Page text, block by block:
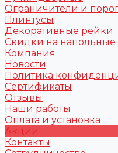
Ограничители и
Плинтусы
Декоративные рейки
Скидки на напольные
Компания
Новости
Политика
Сертификаты
Отзывы
Наши работы
Оплата и установка
Акции
Контакты